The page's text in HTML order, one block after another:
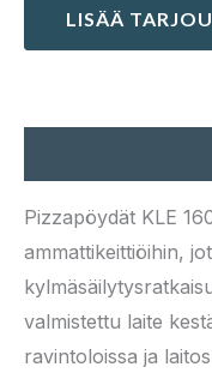
LISÄÄ
Pizzapöydät KLE
ammattikeittiöihin,
valmistettu laite
ravintoloissa ja